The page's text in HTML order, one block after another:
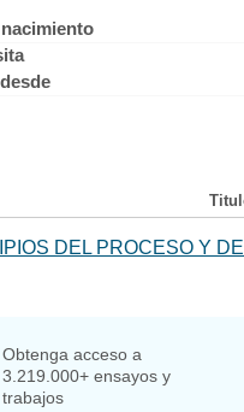
DEL PROCESO Y
Obtenga acceso a
3.219.000+ ensayos y
trabajos